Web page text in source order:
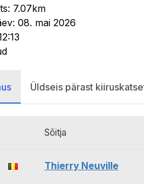
7.07km
08. mai 2026
Üldseis pärast
Sõitja
Thierry Neuville